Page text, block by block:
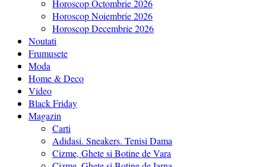
Horoscop Octombrie 2026
Horoscop Noiembrie 2026
Horoscop Decembrie 2026
Noutati
Frumusete
Moda
Home & Deco
Video
Black Friday
Magazin
Carti
Adidasi. Sneakers. Tenisi Dama
Cizme, Ghete si Botine de Vara